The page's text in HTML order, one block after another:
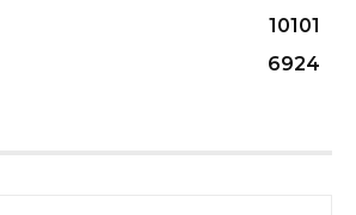
10101
6924